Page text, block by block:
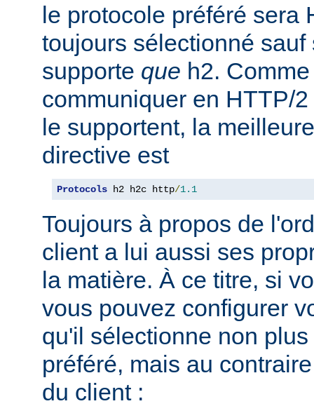
le protocole préféré sera
toujours sélectionné sauf
supporte que h2.
communiquer en HTTP/
le supportent, la
directive est
Protocols h2 h2c http/1.1
Toujours à propos de
client a lui aussi ses
la matière. À ce titre, si
vous pouvez configurer
qu'il sélectionne non
préféré, mais au
du client :